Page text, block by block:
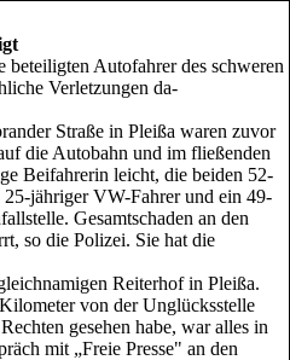
Autofahrer des schweren
Verletzungen da­
Stra­ße in Pleißa waren zuvor
die Autobahn und im fließenden
Bei­fahrerin leicht, die beiden 52-
jähriger VW-Fahrer und ein 49-
Gesamtschaden an den
so die Polizei. Sie hat die
Reiterhof in Pleißa.
von der Unglücksstelle
ge­sehen habe, war alles in
mit „Freie Presse" an den